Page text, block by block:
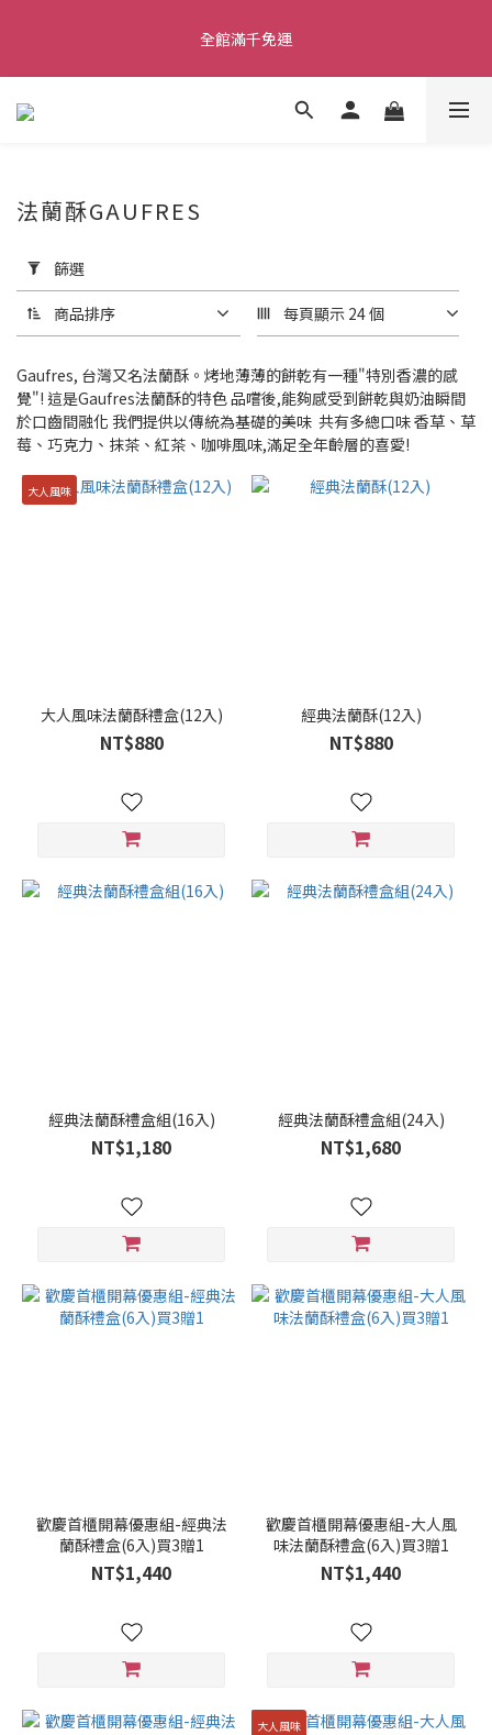
全館滿千免運
全館滿千免運
🎉歡慶全台首間品牌專門店開幕活動 🎉指定商品買3贈1 🎉滿1000
用
篩
選
(0/20)
價格
(NT$)
~
月
鐵
罐
三
上
(6)
法蘭酥GAUFRES
篩選
商品排序 每頁顯示 24 個
Gaufres, 台灣又名法蘭酥。烤地薄薄的餅乾有一種"特別香濃的感
覺"! 這是Gaufres法蘭酥的特色 品嚐後,能夠感受到餅乾與奶油瞬間
於口齒間融化 我們提供以傳統為基礎的美味 共有多總口味 香草、草
莓、巧克力、抹茶、紅茶、咖啡風味,滿足全年齡層的喜愛!
大人風味
大人風味法蘭酥禮盒(12入)
NT$880
經典法蘭酥(12入)
NT$880
經典法蘭酥禮盒組(16入)
NT$1,180
經典法蘭酥禮盒組(24入)
NT$1,680
歡慶首櫃開幕優惠組-經典法
蘭酥禮盒(6入)買3贈1
NT$1,440
歡慶首櫃開幕優惠組-大人風
味法蘭酥禮盒(6入)買3贈1
NT$1,440
大人風味